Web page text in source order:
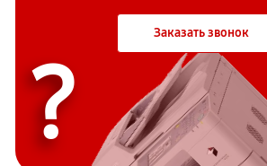
Заказать звонок
?